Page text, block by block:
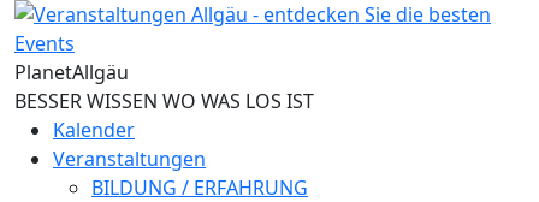
Direkt zum Inhalt
PlanetAllgäu
BESSER WISSEN WO WAS LOS IST
Kalender
Veranstaltungen
BILDUNG / ERFAHRUNG